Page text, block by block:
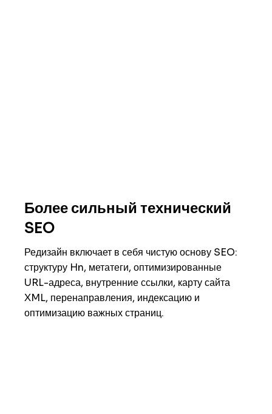
Более сильный технический
SEO
Редизайн включает в себя чистую основу SEO:
структуру Hn, метатеги, оптимизированные
URL-адреса, внутренние ссылки, карту сайта
XML, перенаправления, индексацию и
оптимизацию важных страниц.